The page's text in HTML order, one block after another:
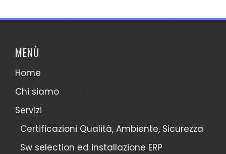
MENÙ
Home
Chi siamo
Servizi
Certificazioni Qualità, Ambiente, Sicurezza
Sw selection ed installazione ERP